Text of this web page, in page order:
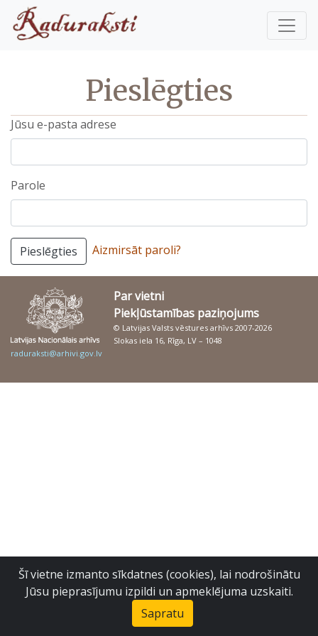
Pieslēgties
Jūsu e-pasta adrese
Parole
Pieslēgties Aizmirsāt paroli?
Par vietni
Piekļūstamības paziņojums
© Latvijas Valsts vēstures arhīvs 2007-2026
Slokas iela 16, Rīga, LV – 1048
raduraksti@arhivi.gov.lv
Šī vietne izmanto sīkdatnes (cookies), lai nodrošinātu
Jūsu pieprasījumu izpildi un apmeklējuma uzskaiti.
Sapratu